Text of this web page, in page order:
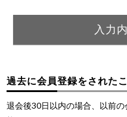
過去に会員登録をされた
退会後30日以内の場合、以前